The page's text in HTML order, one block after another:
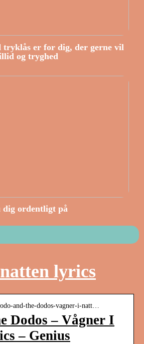
tryklås er for dig, der gerne vil
og tryghed
dig ordentligt på
lyrics
and-the-dodos-vagner-i-natt…
Dodos – Vågner I
– Genius